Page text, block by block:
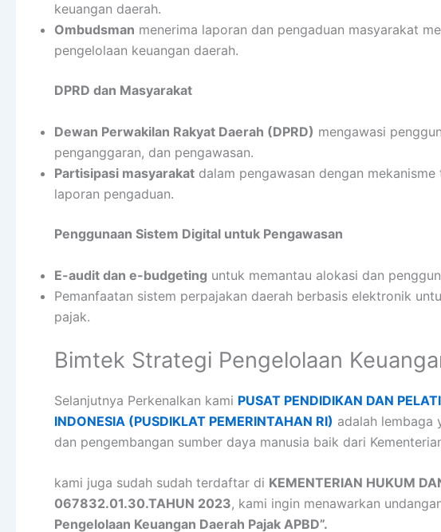
keuangan daerah.
Ombudsman menerima laporan dan pengaduan masyarakat
pengelolaan keuangan daerah.
DPRD dan Masyarakat
Dewan Perwakilan Rakyat Daerah (DPRD) mengawasi
penganggaran, dan pengawasan.
Partisipasi masyarakat dalam pengawasan dengan
laporan pengaduan.
Penggunaan Sistem Digital untuk Pengawasan
E-audit dan e-budgeting untuk memantau alokasi dan
Pemanfaatan sistem perpajakan daerah berbasis elektronik
pajak.
Bimtek Strategi Pengelolaan
Selanjutnya Perkenalkan kami PUSAT PENDIDIKAN DAN
INDONESIA (PUSDIKLAT PEMERINTAHAN RI) adalah lembaga
dan pengembangan sumber daya manusia baik dari
kami juga sudah sudah terdaftar di KEMENTERIAN HUKUM
067832.01.30.TAHUN 2023, kami ingin menawarkan
Pengelolaan Keuangan Daerah Pajak APBD”.